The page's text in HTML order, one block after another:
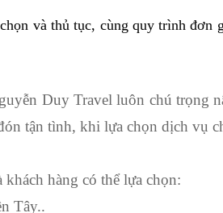
và thủ tục, cùng quy trình đơn
Duy Travel luôn chú trọng
tận tình, khi lựa chọn dịch vụ
hàng có thể lựa chọn:
Tây..